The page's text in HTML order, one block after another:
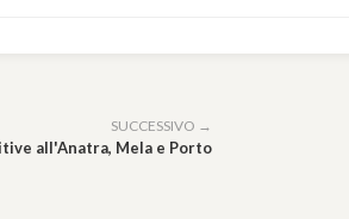
SUCCESSIVO →
all'Anatra, Mela e Porto